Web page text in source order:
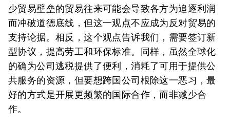
少贸易壁垒的贸易往来可能会导致各方为追逐利润
而冲破道德底线，但这一观点不应成为反对贸易的
支持论据。相反，这个观点告诉我们，需要签订新
型协议，提高劳工和环保标准。同样，虽然全球化
的确为公司逃税提供了便利，消耗了可用于提供公
共服务的资源，但要想跨国公司根除这一恶习，最
好的方式是开展更频繁的国际合作，而非减少合
作。